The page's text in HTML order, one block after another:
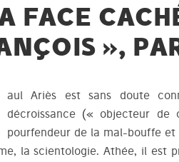
FACE
»,
aul Ariès est sans doute
décroissance (« objecteur
pourfendeur de la mal-bouffe
la scientologie. Athée, il est